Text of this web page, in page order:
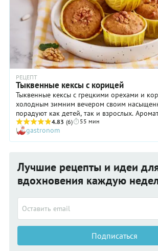
РЕЦЕПТ
Тыквенные кексы с корицей
Тыквенные кексы с грецкими орехами и
холодным зимним вечером своим
порадуют как детей, так и взрослых.
прекрасно подчеркивает сладость тыквы, а
придают кексам приятный хруст.
тыквы не сильно выражен, а значит это
рецепта вы сможете использовать остатки
если она оказалась не очень сладкой и
тертой мякоти придают кексам влажную
также красивый жизнерадостный цвет.
4.83 (6) 55 мин
gastronom
Лучшие рецепты и идеи
вдохновения каждую
Подписаться